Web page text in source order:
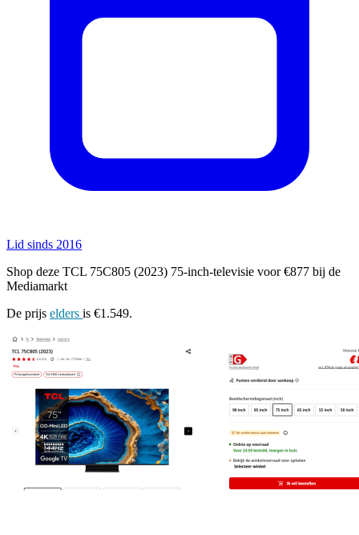
Lid sinds 2016
Shop deze TCL 75C805 (2023) 75-inch-televisie voor €877 bij de
Mediamarkt
De prijs elders is €1.549.